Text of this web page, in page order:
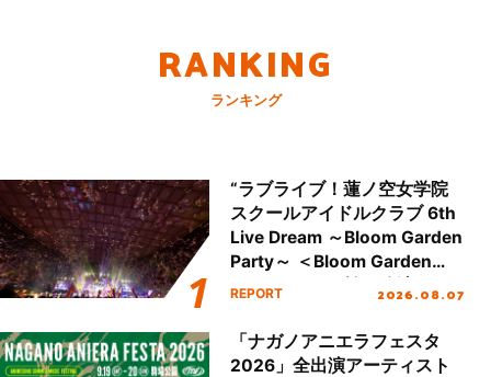
RANKING
ランキング
“ラブライブ！蓮ノ空女学院
スクールアイドルクラブ 6th
Live Dream ～Bloom Garden
Party～ ＜Bloom Garden
Party Stage／埼玉公演＞”
REPORT 2026.08.07
「ナガノアニエラフェスタ
2026」全出演アーティスト